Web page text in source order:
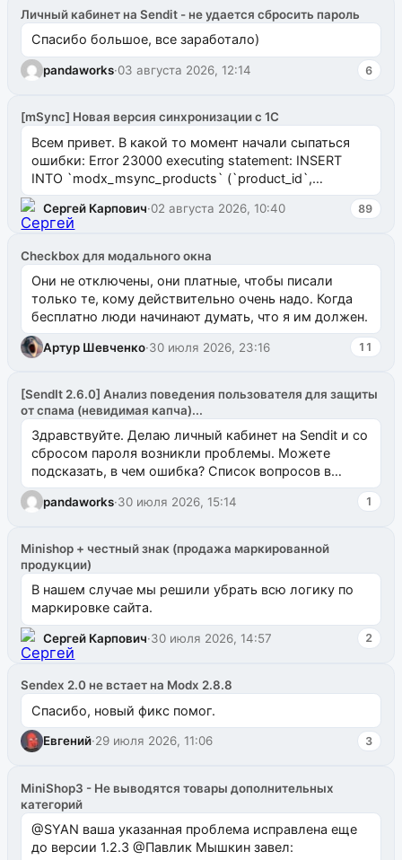
Личный кабинет на Sendit - не удается сбросить пароль
Спасибо большое, все заработало)
pandaworks·03 августа 2026, 12:14 6
[mSync] Новая версия синхронизации с 1С
Всем привет. В какой то момент начали сыпаться
ошибки: Error 23000 executing statement: INSERT
INTO `modx_msync_products` (`product_id`,
`uuid_1c`) VALUES ...
Сергей Карпович·02 августа 2026, 10:40 89
Checkbox для модального окна
Они не отключены, они платные, чтобы писали
только те, кому действительно очень надо. Когда
бесплатно люди начинают думать, что я им должен.
Артур Шевченко·30 июля 2026, 23:16 11
[SendIt 2.6.0] Анализ поведения пользователя для защиты
от спама (невидимая капча)...
Здравствуйте. Делаю личный кабинет на Sendit и со
сбросом пароля возникли проблемы. Можете
подсказать, в чем ошибка? Список вопросов в
одноименном разделе на modx.pro пока пуст, и,...
pandaworks·30 июля 2026, 15:14 1
Minishop + честный знак (продажа маркированной
продукции)
В нашем случае мы решили убрать всю логику по
маркировке сайта.
Сергей Карпович·30 июля 2026, 14:57 2
Sendex 2.0 не встает на Modx 2.8.8
Спасибо, новый фикс помог.
Евгений·29 июля 2026, 11:06 3
MiniShop3 - Не выводятся товары дополнительных
категорий
@SYAN ваша указанная проблема исправлена еще
до версии 1.2.3 @Павлик Мышкин завел: